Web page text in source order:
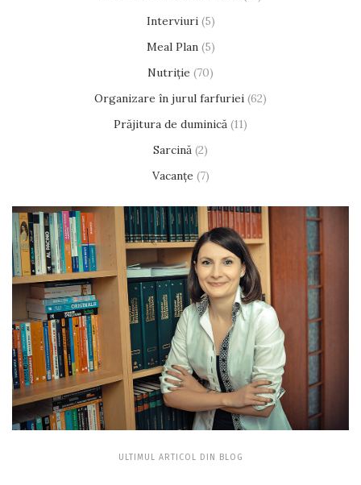
Interviuri(5)
Meal Plan(5)
Nutriție (70)
Organizare în jurul farfuriei (62)
Prăjitura de duminică (11)
Sarcină (2)
Vacanțe (7)
ULTIMUL ARTICOL DIN BLOG